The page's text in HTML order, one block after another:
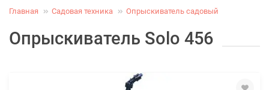
Главная Садовая техника Опрыскиватель садовый
Опрыскиватель Solo 456